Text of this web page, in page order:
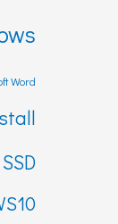
Word
SSD